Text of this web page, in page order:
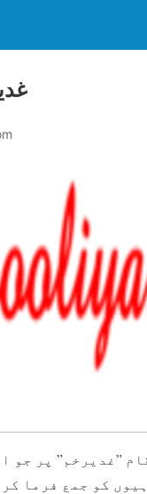
”غدیرخم” پر جو
کو جمع فرما کر